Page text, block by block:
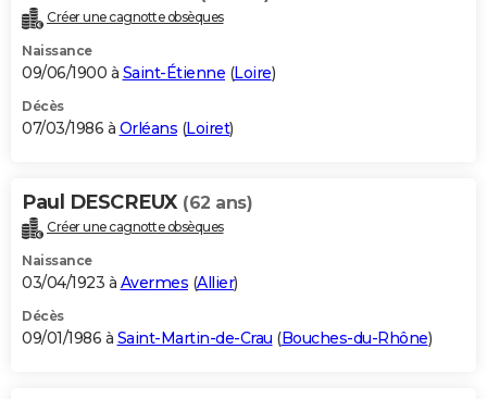
Créer une cagnotte obsèques
Naissance
09/06/1900 à Saint-Étienne (Loire)
Décès
07/03/1986 à Orléans (Loiret)
Paul DESCREUX (62 ans)
Créer une cagnotte obsèques
Naissance
03/04/1923 à Avermes (Allier)
Décès
09/01/1986 à Saint-Martin-de-Crau (Bouches-du-Rhône)